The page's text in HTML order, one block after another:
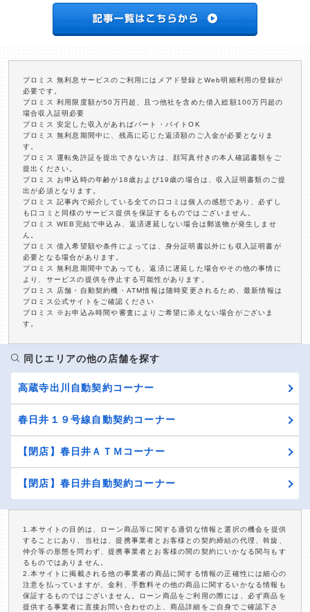
プロミス 無利息サービスのご利用にはメアド登録とWeb明細利用の登録が
必要です。
プロミス 利用限度額が50万円超、且つ他社を含めた借入総額100万円超の
場合収入証明必要
プロミス 安定した収入があればパート・バイトOK
プロミス 無利息期間中に、残高に応じた返済額のご入金が必要となりま
す。
プロミス 運転免許証を提出できない方は、顔写真付きの本人確認書類をご
提出ください。
プロミス お申込時の年齢が18歳および19歳の場合は、収入証明書類のご提
出が必須となります。
プロミス 記事内で紹介している全ての口コミは個人の感想であり、必ずし
も口コミと同様のサービス提供を保証するものではございません。
プロミス WEB完結で申込み、返済遅延しない場合は郵送物が発生しませ
ん。
プロミス 借入希望額や条件によっては、身分証明書以外にも収入証明書が
必要となる場合があります。
プロミス 無利息期間中であっても、返済に遅延した場合やその他の事情に
より、サービスの提供を停止する可能性があります。
プロミス 店舗・自動契約機・ATM情報は随時変更されるため、最新情報は
プロミス公式サイトをご確認ください
プロミス ※お申込み時間や審査によりご希望に添えない場合がございま
す。
同じエリアの他の店舗を探す
高蔵寺出川自動契約コーナー
春日井１９号線自動契約コーナー
【閉店】春日井ＡＴＭコーナー
【閉店】春日井自動契約コーナー
1.本サイトの目的は、ローン商品等に関する適切な情報と選択の機会を提供
することにあり、当社は、提携事業者とお客様との契約締結の代理、斡旋、
仲介等の形態を問わず、提携事業者とお客様の間の契約にいかなる関与もす
るものではありません。
2.本サイトに掲載される他の事業者の商品に関する情報の正確性には細心の
注意を払っていますが、金利、手数料その他の商品に関するいかなる情報も
保証するものではございません。ローン商品をご利用の際には、必ず商品を
提供する事業者に直接お問い合わせの上、商品詳細をご自身でご確認下さ